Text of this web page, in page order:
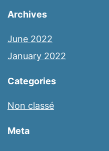
Archives
June 2022
January 2022
Categories
Non classé
Meta